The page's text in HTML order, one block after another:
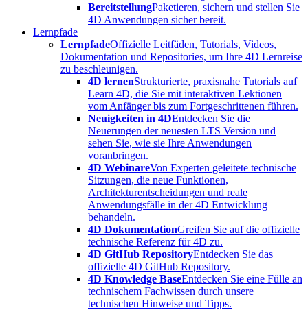
BereitstellungPaketieren, sichern und stellen Sie
4D Anwendungen sicher bereit.
Lernpfade
LernpfadeOffizielle Leitfäden, Tutorials, Videos,
Dokumentation und Repositories, um Ihre 4D Lernreise
zu beschleunigen.
4D lernenStrukturierte, praxisnahe Tutorials auf
Learn 4D, die Sie mit interaktiven Lektionen
vom Anfänger bis zum Fortgeschrittenen führen.
Neuigkeiten in 4DEntdecken Sie die
Neuerungen der neuesten LTS Version und
sehen Sie, wie sie Ihre Anwendungen
voranbringen.
4D WebinareVon Experten geleitete technische
Sitzungen, die neue Funktionen,
Architekturentscheidungen und reale
Anwendungsfälle in der 4D Entwicklung
behandeln.
4D DokumentationGreifen Sie auf die offizielle
technische Referenz für 4D zu.
4D GitHub RepositoryEntdecken Sie das
offizielle 4D GitHub Repository.
4D Knowledge BaseEntdecken Sie eine Fülle an
technischem Fachwissen durch unsere
technischen Hinweise und Tipps.